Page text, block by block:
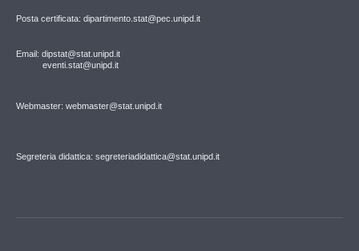
Posta certificata: dipartimento.stat@pec.unipd.it
Email: dipstat@stat.unipd.it
eventi.stat@unipd.it
Webmaster: webmaster@stat.unipd.it
Segreteria didattica: segreteriadidattica@stat.unipd.it